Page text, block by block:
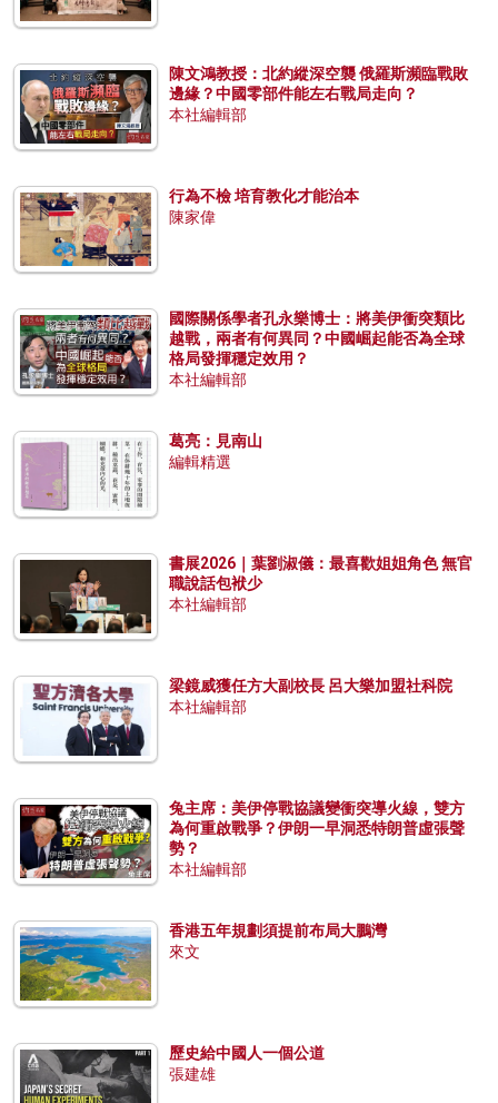
陳文鴻教授：北約縱深空襲 俄羅斯瀕臨戰敗
邊緣？中國零部件能左右戰局走向？
本社編輯部
行為不檢 培育教化才能治本
陳家偉
國際關係學者孔永樂博士：將美伊衝突類比
越戰，兩者有何異同？中國崛起能否為全球
格局發揮穩定效用？
本社編輯部
葛亮：見南山
編輯精選
書展2026｜葉劉淑儀：最喜歡姐姐角色 無官
職說話包袱少
本社編輯部
梁鏡威獲任方大副校長 呂大樂加盟社科院
本社編輯部
兔主席：美伊停戰協議變衝突導火線，雙方
為何重啟戰爭？伊朗一早洞悉特朗普虛張聲
勢？
本社編輯部
香港五年規劃須提前布局大鵬灣
來文
歷史給中國人一個公道
張建雄